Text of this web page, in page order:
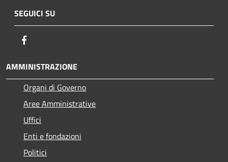
SEGUICI SU
AMMINISTRAZIONE
Organi di Governo
Aree Amministrative
Uffici
Enti e fondazioni
Politici